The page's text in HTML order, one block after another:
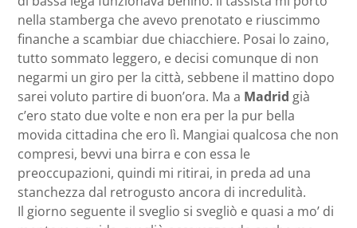
nella stamberga che avevo prenotato e riuscimmo
finanche a scambiar due chiacchiere. Posai lo zaino,
tutto sommato leggero, e decisi comunque di non
negarmi un giro per la città, sebbene il mattino dopo
sarei voluto partire di buon’ora. Ma a Madrid già
c’ero stato due volte e non era per la pur bella
movida cittadina che ero lì. Mangiai qualcosa che non
compresi, bevvi una birra e con essa le
preoccupazioni, quindi mi ritirai, in preda ad una
stanchezza dal retrogusto ancora di incredulità.
Il giorno seguente il sveglio si svegliò e quasi a mo’ di